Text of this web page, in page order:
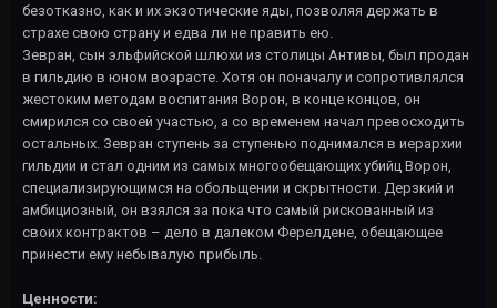
безотказно, как и их экзотические яды, позволяя держать в
страхе свою страну и едва ли не править ею.
Зевран, сын эльфийской шлюхи из столицы Антивы, был продан
в гильдию в юном возрасте. Хотя он поначалу и сопротивлялся
жестоким методам воспитания Ворон, в конце концов, он
смирился со своей участью, а со временем начал превосходить
остальных. Зевран ступень за ступенью поднимался в иерархии
гильдии и стал одним из самых многообещающих убийц Ворон,
специализирующимся на обольщении и скрытности. Дерзкий и
амбициозный, он взялся за пока что самый рискованный из
своих контрактов – дело в далеком Ферелдене, обещающее
принести ему небывалую прибыль.
Ценности: